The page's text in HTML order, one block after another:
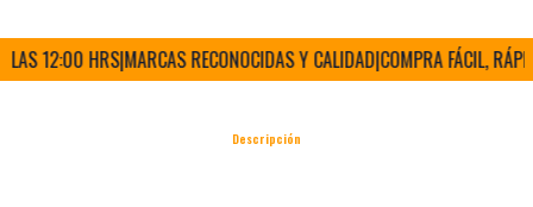
12:00 HRS|MARCAS RECONOCIDAS Y CALIDAD|COMPRA FÁCIL,
Descripción